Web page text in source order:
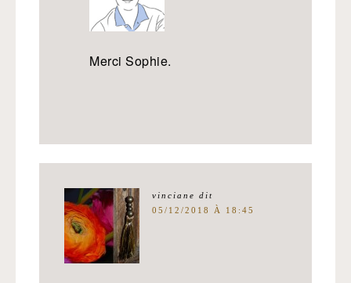
Merci Sophie.
vinciane dit
05/12/2018 À 18:45